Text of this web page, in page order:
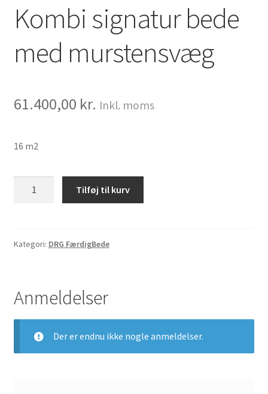
Kombi signatur bede
med murstensvæg
61.400,00 kr. Inkl. moms
16 m2
murstensvæg
Tilføj til kurv
Kategori: DRG FærdigBede
Anmeldelser
Der er endnu ikke nogle anmeldelser.